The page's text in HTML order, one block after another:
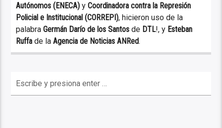
Autónomos (ENECA) yCoordinadora contra la Represión
Policial e Institucional (CORREPI), hicieron uso de la
palabraGermán Darío de los Santos de DTL!, y Esteban
Ruffa de laAgencia de Noticias ANRed.